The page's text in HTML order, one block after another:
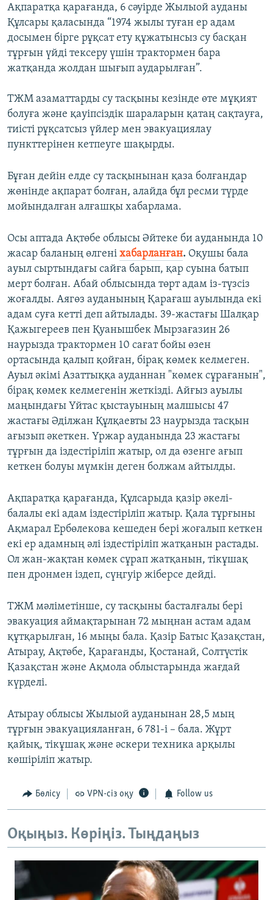
Ақпаратқа қарағанда, 6 сәуірде Жылыой ауданы
Құлсары қаласында “1974 жылы туған ер адам
досымен бірге рұқсат ету құжатынсыз су басқан
тұрғын үйді тексеру үшін трактормен бара
жатқанда жолдан шығып аударылған”.
ТЖМ азаматтарды су тасқыны кезінде өте мұқият
болуға және қауіпсіздік шараларын қатаң сақтауға,
тиісті рұқсатсыз үйлер мен эвакуациялау
пункттерінен кетпеуге шақырды.
Бұған дейін елде су тасқынынан қаза болғандар
жөнінде ақпарат болған, алайда бұл ресми түрде
мойындалған алғашқы хабарлама.
Осы аптада Ақтөбе облысы Әйтеке би ауданында 10
жасар баланың өлгені хабарланған. Оқушы бала
ауыл сыртындағы сайға барып, қар суына батып
мерт болған. Абай облысында төрт адам із-түзсіз
жоғалды. Аягөз ауданының Қарағаш ауылында екі
адам суға кетті деп айтылады. 39-жастағы Шалқар
Қажыгереев пен Қуанышбек Мырзағазин 26
наурызда трактормен 10 сағат бойы өзен
ортасында қалып қойған, бірақ көмек келмеген.
Ауыл әкімі Азаттыққа ауданнан "көмек сұрағанын",
бірақ көмек келмегенін жеткізді. Айғыз ауылы
маңындағы Үйтас қыстауының малшысы 47
жастағы Әділжан Құлқаевты 23 наурызда тасқын
ағызып әкеткен. Үржар ауданында 23 жастағы
тұрғын да іздестіріліп жатыр, ол да өзенге ағып
кеткен болуы мүмкін деген болжам айтылды.
Ақпаратқа қарағанда, Құлсарыда қазір әкелі-
балалы екі адам іздестіріліп жатыр. Қала тұрғыны
Ақмарал Ербөлекова кешеден бері жоғалып кеткен
екі ер адамның әлі іздестіріліп жатқанын растады.
Ол жан-жақтан көмек сұрап жатқанын, тікұшақ
пен дронмен іздеп, сүңгуір жіберсе дейді.
ТЖМ мәліметінше, су тасқыны басталғалы бері
эвакуация аймақтарынан 72 мыңнан астам адам
құтқарылған, 16 мыңы бала. Қазір Батыс Қазақстан,
Атырау, Ақтөбе, Қарағанды, Қостанай, Солтүстік
Қазақстан және Ақмола облыстарында жағдай
күрделі.
Атырау облысы Жылыой ауданынан 28,5 мың
тұрғын эвакуацияланған, 6 781-і – бала. Жұрт
қайық, тікұшақ және әскери техника арқылы
көшіріліп жатыр.
Бөлісу VPN-сіз оқу Follow us
Оқыңыз. Көріңіз. Тыңдаңыз